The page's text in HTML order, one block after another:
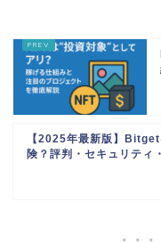
【2025年最新版】
険？評判・セキュリティ